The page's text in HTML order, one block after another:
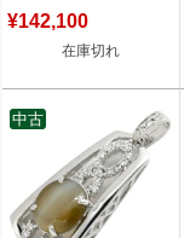
¥142,100
在庫切れ
中古